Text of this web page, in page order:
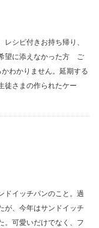
シピ付きお持ち帰り、
望に添えなかった方 ご
わかりません。延期する
徒さまの作られたケー
イッチパンのこと。過
が、今年はサンドイッチ
可愛いだけでなく、フ